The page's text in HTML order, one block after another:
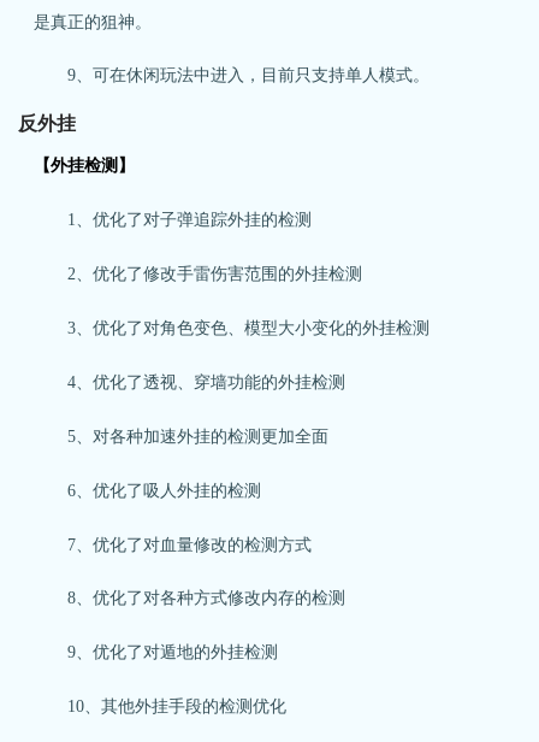
是真正的狙神。
9、可在休闲玩法中进入，目前只支持单人模式。
反外挂
【外挂检测】
1、优化了对子弹追踪外挂的检测
2、优化了修改手雷伤害范围的外挂检测
3、优化了对角色变色、模型大小变化的外挂检测
4、优化了透视、穿墙功能的外挂检测
5、对各种加速外挂的检测更加全面
6、优化了吸人外挂的检测
7、优化了对血量修改的检测方式
8、优化了对各种方式修改内存的检测
9、优化了对遁地的外挂检测
10、其他外挂手段的检测优化